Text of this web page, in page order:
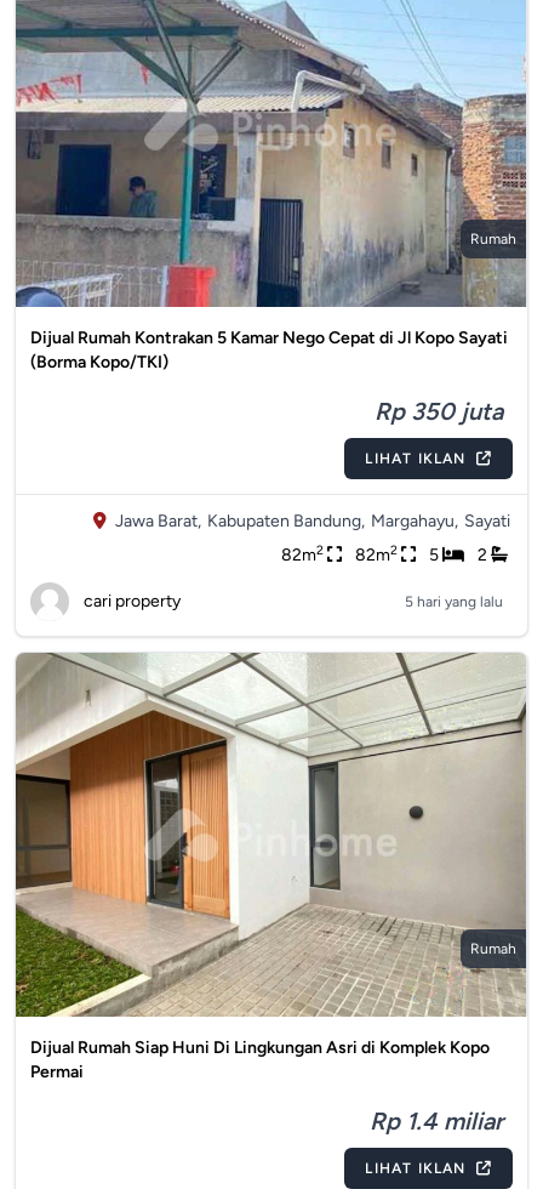
Rumah
Dijual Rumah Kontrakan 5 Kamar Nego Cepat di Jl Kopo Sayati
(Borma Kopo/TKI)
Rp 350 juta
LIHAT IKLAN
Jawa Barat, Kabupaten Bandung, Margahayu, Sayati
82m2 82m2 5 2
cari property 5 hari yang lalu
Rumah
Dijual Rumah Siap Huni Di Lingkungan Asri di Komplek Kopo
Permai
Rp 1.4 miliar
LIHAT IKLAN